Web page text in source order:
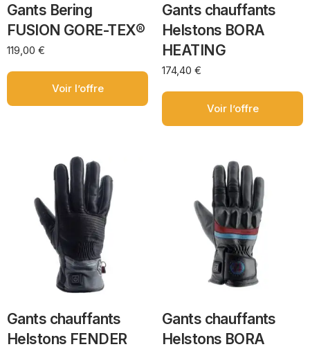
Gants Bering
FUSION GORE-TEX®
119,00 €
Voir l’offre
Gants chauffants
Helstons BORA
HEATING
174,40 €
Voir l’offre
Gants chauffants
Helstons FENDER
Gants chauffants
Helstons BORA